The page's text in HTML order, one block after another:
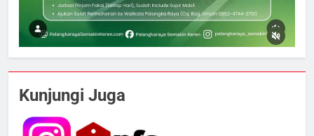
Kunjungi Juga
5
Manajemen FEB UPR Cetak
ECONOMY